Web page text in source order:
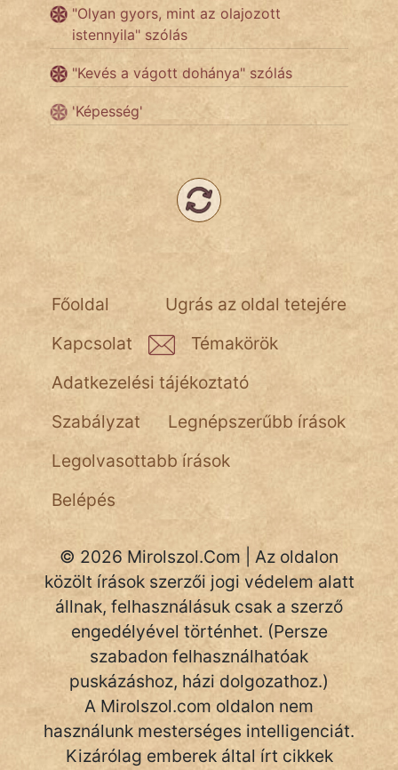
Népszerű szerzőink:
cinege
fantom
vörös ördög
nagyöreg
NapHold
Név nélkül
pszichopati
szegény legény
szemfüles
"Olyan gyors, mint az olajozott
istennyila" szólás
"Kevés a vágott dohánya" szólás
'Képesség'
Ugrás az oldal tetejére
Főoldal
Kapcsolat
Témakörök
Adatkezelési tájékoztató
Szabályzat
Legnépszerűbb írások
Legolvasottabb írások
Belépés
© 2026 Mirolszol.Com | Az oldalon
közölt írások szerzői jogi védelem alatt
állnak, felhasználásuk csak a szerző
engedélyével történhet. (Persze
szabadon felhasználhatóak
puskázáshoz, házi dolgozathoz.)
A Mirolszol.com oldalon nem
használunk mesterséges intelligenciát.
Kizárólag emberek által írt cikkek